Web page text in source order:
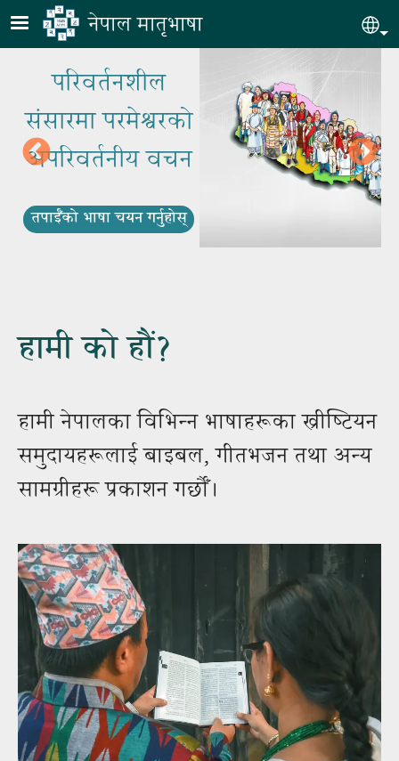
Skip to main contentनेपाल मातृभाषा
परिवर्तनशील
संसारमा परमेश्वरको
अपरिवर्तनीय वचन
तपाईँको भाषा चयन गर्नुहोस्
हामी को हौं?
हामी नेपालका विभिन्‍न भाषाहरूका ख्रीष्‍टियन
समुदायहरूलाई बाइबल, गीतभजन तथा अन्य
सामग्रीहरू प्रकाशन गर्छौँ।